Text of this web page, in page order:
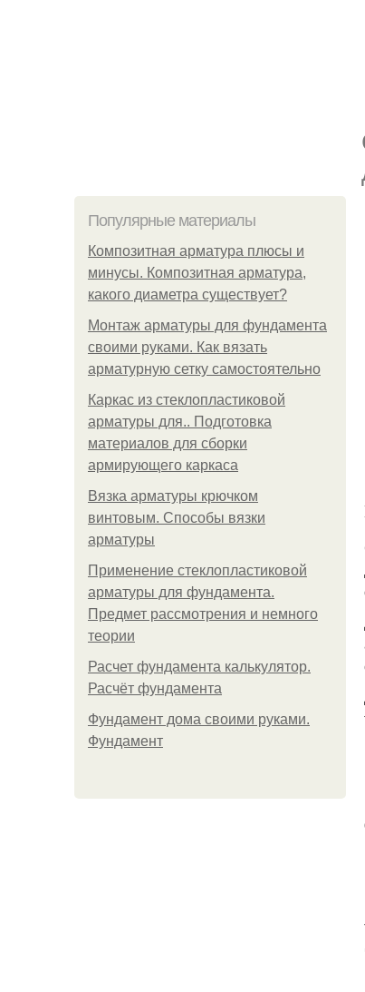
Популярные материалы
Композитная арматура плюсы и
минусы. Композитная арматура,
какого диаметра существует?
Монтаж арматуры для фундамента
своими руками. Как вязать
арматурную сетку самостоятельно
Каркас из стеклопластиковой
арматуры для.. Подготовка
материалов для сборки
армирующего каркаса
Вязка арматуры крючком
винтовым. Способы вязки
арматуры
Применение стеклопластиковой
арматуры для фундамента.
Предмет рассмотрения и немного
теории
Расчет фундамента калькулятор.
Расчёт фундамента
Фундамент дома своими руками.
Фундамент